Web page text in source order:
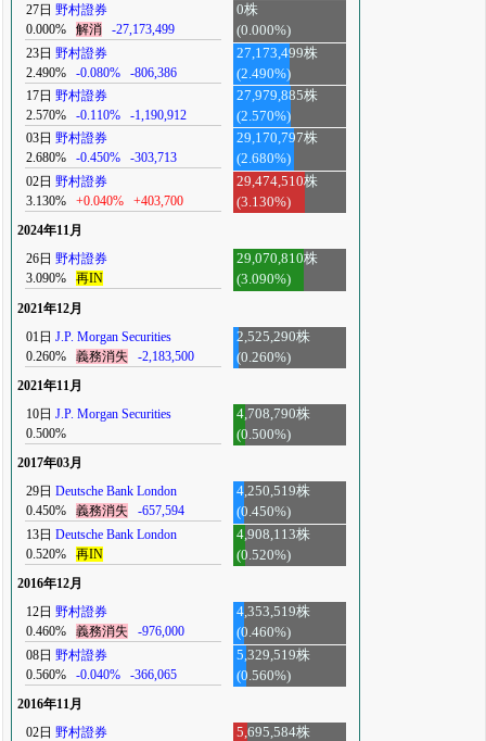
27日 野村證券
0.000%
解消 -27,173,499
0株
(0.000%)
23日 野村證券
2.490%
-0.080% -806,386
27,173,499株
(2.490%)
17日 野村證券
2.570%
-0.110% -1,190,912
27,979,885株
(2.570%)
03日 野村證券
2.680%
-0.450% -303,713
29,170,797株
(2.680%)
02日 野村證券
3.130%
+0.040% +403,700
29,474,510株
(3.130%)
2024年11月
26日 野村證券
3.090%
再IN
29,070,810株
(3.090%)
2021年12月
01日 J.P. Morgan Securities
0.260%
義務消失 -2,183,500
2,525,290株
(0.260%)
2021年11月
10日 J.P. Morgan Securities
0.500%
4,708,790株
(0.500%)
2017年03月
29日 Deutsche Bank London
0.450%
義務消失 -657,594
4,250,519株
(0.450%)
13日 Deutsche Bank London
0.520%
再IN
4,908,113株
(0.520%)
2016年12月
12日 野村證券
0.460%
義務消失 -976,000
4,353,519株
(0.460%)
08日 野村證券
0.560%
-0.040% -366,065
5,329,519株
(0.560%)
2016年11月
02日 野村證券
5,695,584株